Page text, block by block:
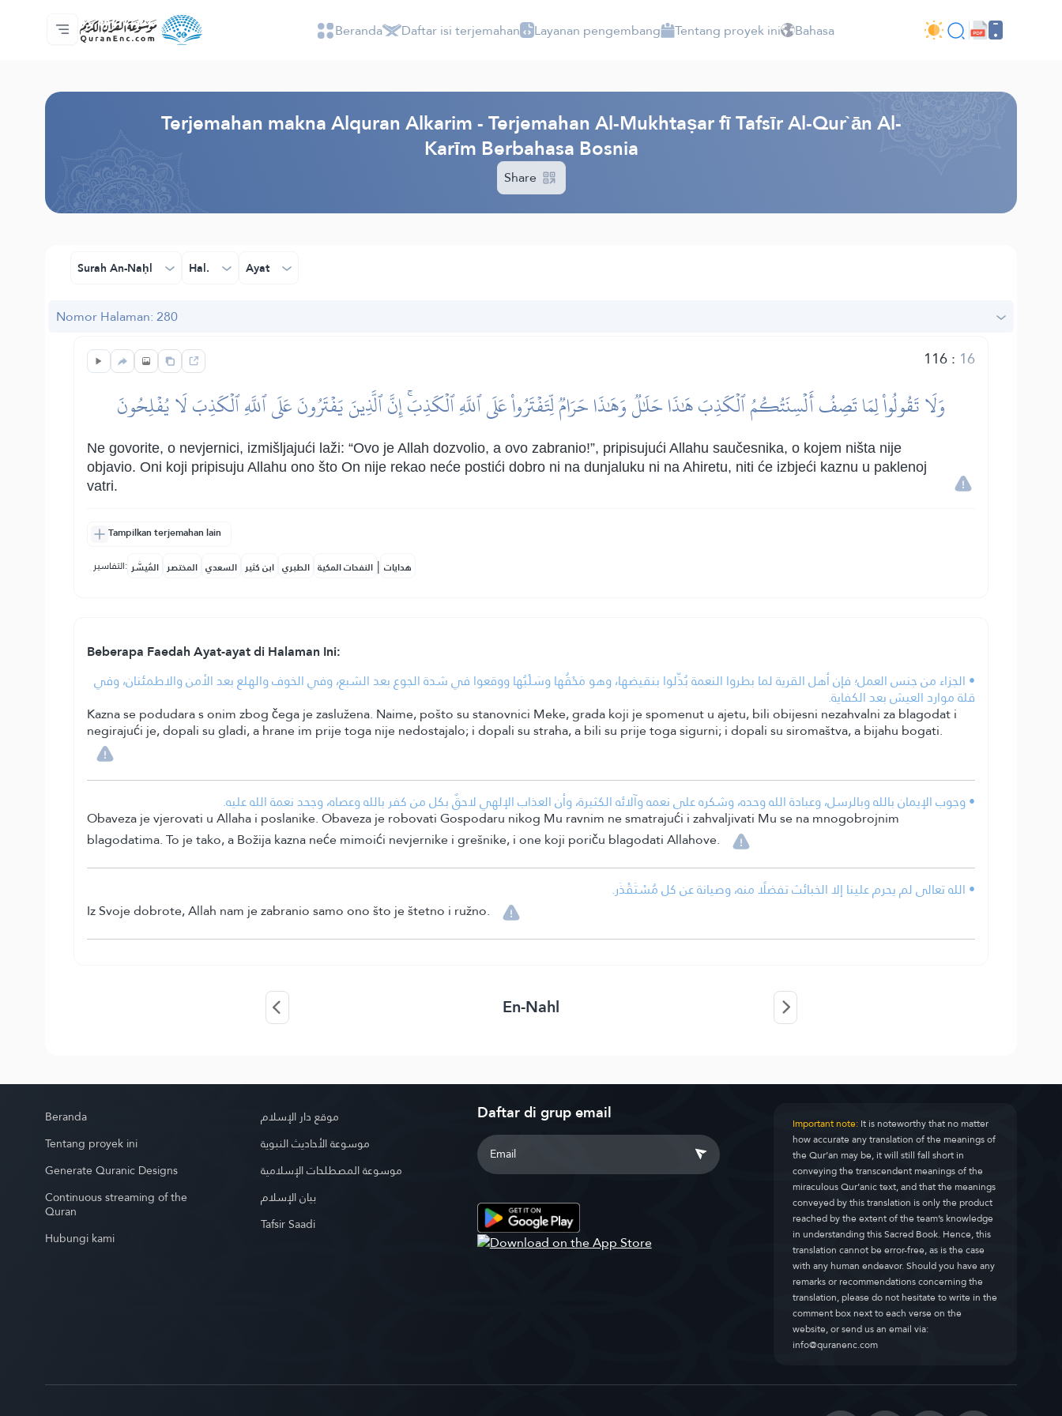
Beranda
Daftar isi terjemahan
Audio
Layanan pengembang - API
Tentang proyek ini
Hubungi kami
Bahasa Beranda Daftar isi terjemahan Layanan pengembang Tentang proyek ini Bahasa
Terjemahan makna Alquran Alkarim - Terjemahan Al-Mukhtaṣar fī Tafsīr Al-Qur`ān Al-
Karīm Berbahasa Bosnia
Share
Surah An-Naḥl Hal. Ayat
Nomor Halaman: 280
116: 16
وَلَا تَقُولُواْ لِمَا تَصِفُ أَلۡسِنَتُكُمُ ٱلۡكَذِبَ هَٰذَا حَلَٰلٞ وَهَٰذَا حَرَامٞ لِّتَفۡتَرُواْ عَلَى ٱللَّهِ ٱلۡكَذِبَۚ إِنَّ ٱلَّذِينَ يَفۡتَرُونَ عَلَى ٱللَّهِ ٱلۡكَذِبَ لَا يُفۡلِحُونَ
Ne govorite, o nevjernici, izmišljajući laži: “Ovo je Allah dozvolio, a ovo zabranio!”, pripisujući Allahu saučesnika, o kojem ništa nije
objavio. Oni koji pripisuju Allahu ono što On nije rekao neće postići dobro ni na dunjaluku ni na Ahiretu, niti će izbjeći kaznu u paklenoj
vatri.
Tampilkan terjemahan lain
التفاسير: المُيسَّر المختصر السعدي ابن كثير الطبري النفحات المكية | هدايات
Beberapa Faedah Ayat-ayat di Halaman Ini:
• الجزاء من جنس العمل؛ فإن أهل القرية لما بطروا النعمة بُدِّلوا بنقيضها، وهو مَحْقُها وسَلْبُها ووقعوا في شدة الجوع بعد الشبع، وفي الخوف والهلع بعد الأمن والاطمئنان، وفي
قلة موارد العيش بعد الكفاية.
Kazna se podudara s onim zbog čega je zaslužena. Naime, pošto su stanovnici Meke, grada koji je spomenut u ajetu, bili obijesni nezahvalni za blagodat i
negirajući je, dopali su gladi, a hrane im prije toga nije nedostajalo; i dopali su straha, a bili su prije toga sigurni; i dopali su siromaštva, a bijahu bogati.
• وجوب الإيمان بالله وبالرسل، وعبادة الله وحده، وشكره على نعمه وآلائه الكثيرة، وأن العذاب الإلهي لاحقٌ بكل من كفر بالله وعصاه، وجحد نعمة الله عليه.
Obaveza je vjerovati u Allaha i poslanike. Obaveza je robovati Gospodaru nikog Mu ravnim ne smatrajući i zahvaljivati Mu se na mnogobrojnim
blagodatima. To je tako, a Božija kazna neće mimoići nevjernike i grešnike, i one koji poriču blagodati Allahove.
• الله تعالى لم يحرم علينا إلا الخبائث تفضلًا منه، وصيانة عن كل مُسْتَقْذَر.
Iz Svoje dobrote, Allah nam je zabranio samo ono što je štetno i ružno.
En-Nahl
Beranda
Tentang proyek ini
Generate Quranic Designs
Continuous streaming of the
Quran
Hubungi kami
موقع دار الإسلام
موسوعة الأحاديث النبوية
موسوعة المصطلحات الإسلامية
بيان الإسلام
Tafsir Saadi
Daftar di grup email Important note:It is noteworthy that no matter
how accurate any translation of the meanings of
the Qur’an may be, it will still fall short in
conveying the transcendent meanings of the
miraculous Qur’anic text, and that the meanings
conveyed by this translation is only the product
reached by the extent of the team’s knowledge
in understanding this Sacred Book. Hence, this
translation cannot be error-free, as is the case
with any human endeavor. Should you have any
remarks or recommendations concerning the
translation, please do not hesitate to write in the
comment box next to each verse on the
website, or send us an email via:
info@quranenc.com